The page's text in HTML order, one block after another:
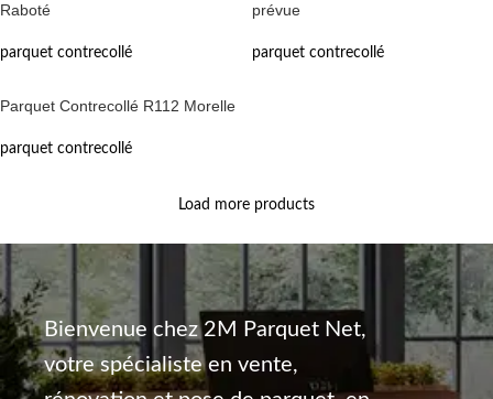
Raboté
parquet contrecollé
prévue
parquet contrecollé
Parquet Contrecollé R112 Morelle
parquet contrecollé
Load more products
Bienvenue chez 2M Parquet Net,
votre spécialiste en vente,